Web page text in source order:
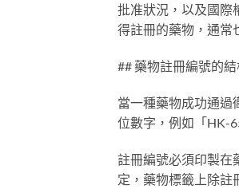
批准狀況，以及國際
得註冊的藥物，通常
## 藥物註冊編號的
當一種藥物成功通過
位數字，例如「HK-
註冊編號必須印製在
定，藥物標籤上除註